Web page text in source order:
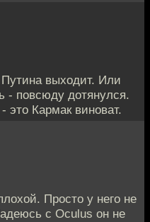
выходит. Или
- повсюду дотянулся.
Кармак виноват.
Просто у него не
с Oculus он не